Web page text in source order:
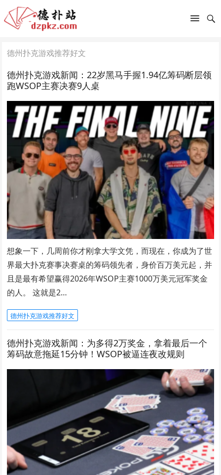
德州扑克游戏推荐好文
德州扑克游戏新闻：22岁黑马手握1.94亿筹码断层领
跑WSOP主赛决赛9人桌
想象一下，几周前你才刚拿大学文凭，而现在，你成为了世
界最大扑克赛事决赛桌的筹码领先者，身价百万美元起，并
且是最有希望赢得2026年WSOP主赛1000万美元冠军奖金
的人。 这就是2…
德州扑克游戏推荐好文
德州扑克游戏新闻：为多得2万奖金，拿着最后一个
筹码故意拖延15分钟！WSOP被逼连夜改规则